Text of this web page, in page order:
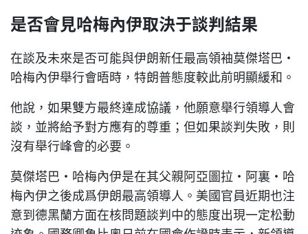
是否會見哈梅內伊取決于談判結果
在談及未來是否可能與伊朗新任最高領袖莫傑塔巴·
哈梅內伊舉行會晤時，特朗普態度較此前明顯緩和。
他說，如果雙方最終達成協議，他願意舉行領導人會
談，並將給予對方應有的尊重；但如果談判失敗，則
沒有舉行峰會的必要。
莫傑塔巴·哈梅內伊是在其父親阿亞圖拉·阿裏·哈
梅內伊之後成爲伊朗最高領導人。美國官員近期也注
意到德黑蘭方面在核問題談判中的態度出現一定松動